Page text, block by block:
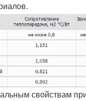
свойствам